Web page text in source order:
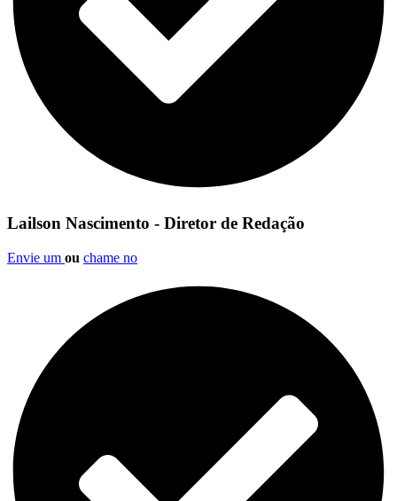
Lailson Nascimento - Diretor de Redação
Envie um ou chame no